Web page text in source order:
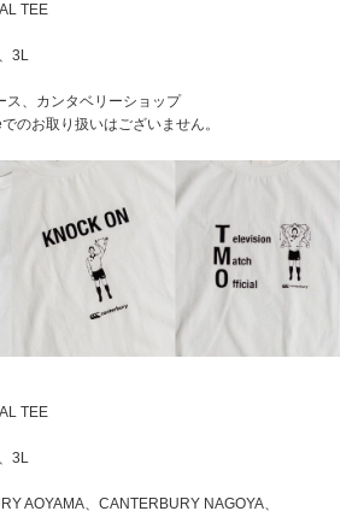
TEE
3L
ス、カンタベリーショップ
のお取り扱いはございません。
TEE
3L
AOYAMA、CANTERBURY NAGOYA、